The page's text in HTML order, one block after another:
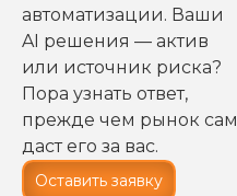
автоматизации. Ваши
AI решения — актив
или источник риска?
Пора узнать ответ,
прежде чем рынок сам
даст его за вас.
Оставить заявку